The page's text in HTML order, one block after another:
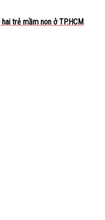
trẻ mầm non ở TP.HCM